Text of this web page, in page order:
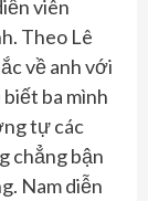
viên
Theo Lê
về anh với
ba mình
tự các
chẳng bận
Nam diễn